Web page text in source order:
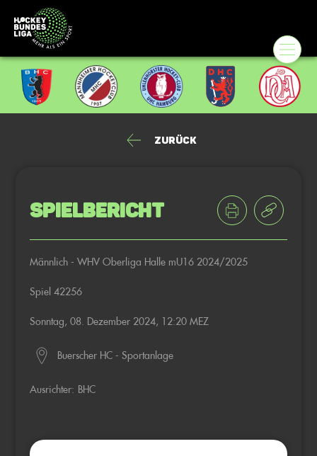
Zurück
Spielbericht
Männlich - WHV Oberliga Halle mU16 2024/2025
Spiel 42256
Sonntag, 08. Dezember 2024, 12:20 MEZ
Buerscher HC - Sportanlage
Ausrichter: BHC